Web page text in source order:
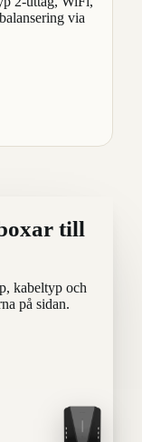
via
till
kabeltyp och
på sidan.